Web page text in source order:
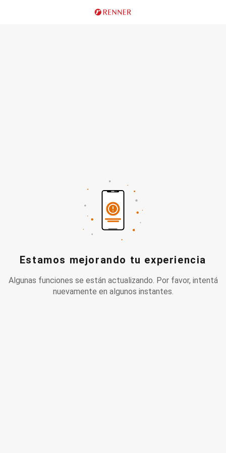
Estamos mejorando tu experiencia
Algunas funciones se están actualizando. Por favor, intentá
nuevamente en algunos instantes.